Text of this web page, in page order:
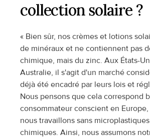
collection solaire ?
« Bien sûr, nos crèmes et lotions
de minéraux et ne contiennent pas
chimique, mais du zinc. Aux États-
Australie, il s'agit d'un marché
déjà été encadré par leurs lois et
Nous pensons que cela correspond
consommateur conscient en
nous travaillons sans
chimiques. Ainsi, nous assumons